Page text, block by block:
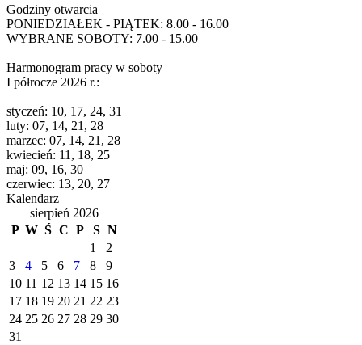
Godziny otwarcia
PONIEDZIAŁEK - PIĄTEK: 8.00 - 16.00
WYBRANE SOBOTY: 7.00 - 15.00
Harmonogram pracy w soboty
I półrocze 2026 r.:
styczeń: 10, 17, 24, 31
luty: 07, 14, 21, 28
marzec: 07, 14, 21, 28
kwiecień: 11, 18, 25
maj: 09, 16, 30
czerwiec: 13, 20, 27
Kalendarz
sierpień 2026
P W Ś C P S N
1
2
3
4 5 6 7 8
9
10 11 12 13 14 15 16
17 18 19 20 21 22 23
24 25 26 27 28 29 30
31